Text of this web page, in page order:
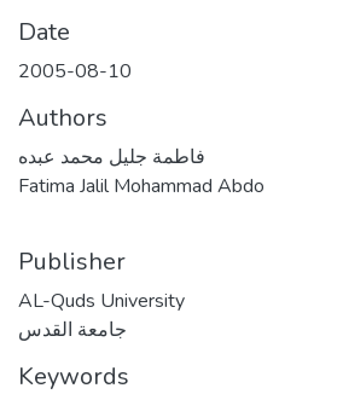
Date
2005-08-10
Authors
فاطمة جليل محمد عبده
Fatima Jalil Mohammad Abdo
Publisher
AL-Quds University
جامعة القدس
Keywords